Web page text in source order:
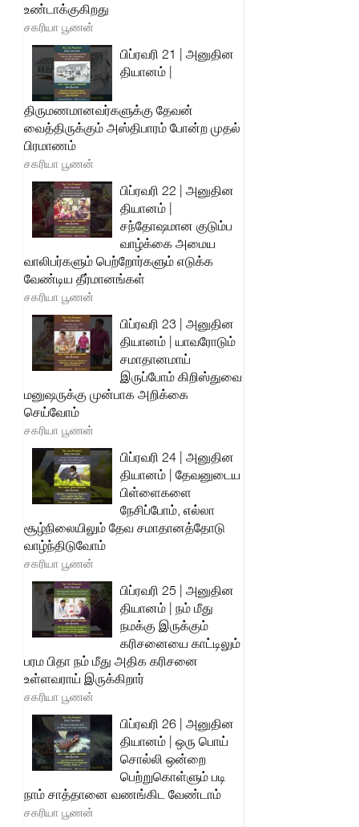
உண்டாக்குகிறது
சகரியா பூணன்
பிப்ரவரி 21 | அனுதின
தியானம் |
திருமணமானவர்களுக்கு தேவன்
வைத்திருக்கும் அஸ்திபாரம் போன்ற முதல்
பிரமாணம்
சகரியா பூணன்
பிப்ரவரி 22 | அனுதின
தியானம் |
சந்தோஷமான குடும்ப
வாழ்க்கை அமைய
வாலிபர்களும் பெற்றோர்களும் எடுக்க
வேண்டிய தீர்மானங்கள்
சகரியா பூணன்
பிப்ரவரி 23 | அனுதின
தியானம் | யாவரோடும்
சமாதானமாய்
இருப்போம் கிறிஸ்துவை
மனுஷருக்கு முன்பாக அறிக்கை
செய்வோம்
சகரியா பூணன்
பிப்ரவரி 24 | அனுதின
தியானம் | தேவனுடைய
பிள்ளைகளை
நேசிப்போம், எல்லா
சூழ்நிலையிலும் தேவ சமாதானத்தோடு
வாழ்ந்திடுவோம்
சகரியா பூணன்
பிப்ரவரி 25 | அனுதின
தியானம் | நம் மீது
நமக்கு இருக்கும்
கரிசனையை காட்டிலும்
பரம பிதா நம் மீது அதிக கரிசனை
உள்ளவராய் இருக்கிறார்
சகரியா பூணன்
பிப்ரவரி 26 | அனுதின
தியானம் | ஒரு பொய்
சொல்லி ஒன்றை
பெற்றுகொள்ளும் படி
நாம் சாத்தானை வணங்கிட வேண்டாம்
சகரியா பூணன்